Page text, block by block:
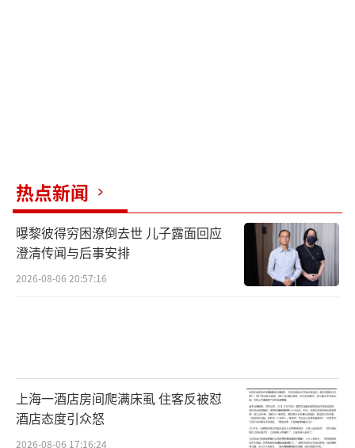
年影人要在“X轴”上找到最想表达的东西，并
在“Y轴”上找到喜欢它的观众。
导演兼编剧文牧野也从自身经历出发，强
调青年影人必须保持被看到的欲望，不是孤芳
上海电影集团董事长王隽也表示，他们优
先合作的青年影人在剧作能力上表现出色，作
热点新闻
曝黎彼得穷困潦倒去世 儿子露面回应
澄清传闻与后事安排
2026-08-06 20:57:16
上海一酒店房间爬满床虱 住客反被怼
酒店态度引众怒
2026-08-06 17:16:24